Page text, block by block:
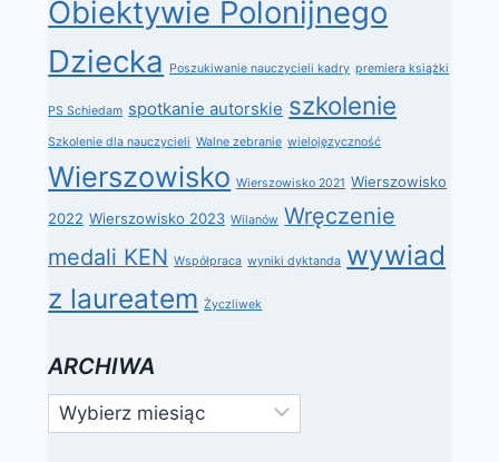
Obiektywie Polonijnego
Dziecka
Poszukiwanie nauczycieli kadry premiera książki
PS Schiedam spotkanie autorskie szkolenie
Szkolenie dla nauczycieli Walne zebranie wielojęzyczność
Wierszowisko Wierszowisko 2021 Wierszowisko
2022 Wierszowisko 2023 Wilanów Wręczenie
medali KEN Współpraca wyniki dyktanda wywiad
z laureatem Życzliwek
ARCHIWA
Archiwa